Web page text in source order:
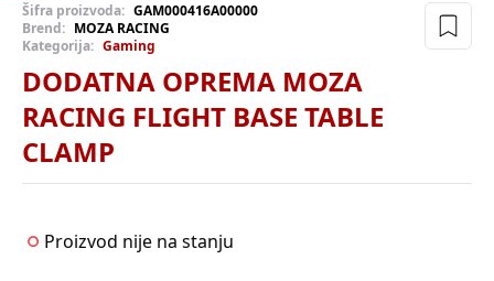
Šifra proizvoda: GAM000416A00000
Brend: MOZA RACING
Kategorija: Gaming
DODATNA OPREMA MOZA
RACING FLIGHT BASE TABLE
CLAMP
Proizvod nije na stanju